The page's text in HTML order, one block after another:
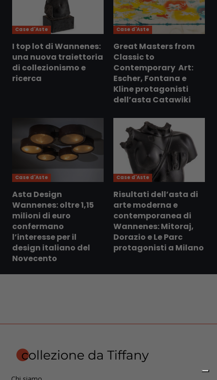
Case d'Aste
I top lot di Wannenes:
una nuova traiettoria
di collezionismo e
ricerca
Case d'Aste
Great Masters from
Classic to
Contemporary Art:
Escher, Fontana e
Kline protagonisti
dell’asta Catawiki
Case d'Aste
Asta Design
Wannenes: oltre 1,15
milioni di euro
confermano
l’interesse per il
design italiano del
Novecento
Case d'Aste
Risultati dell’asta di
arte moderna e
contemporanea di
Wannenes: Mitoraj,
Dorazio e Le Parc
protagonisti a Milano